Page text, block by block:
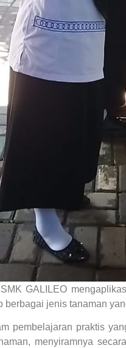
GALILEO
jenis tanaman
pembelajaran praktis
menyiramnya